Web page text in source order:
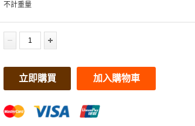
不計重量
立即購買 加入購物車